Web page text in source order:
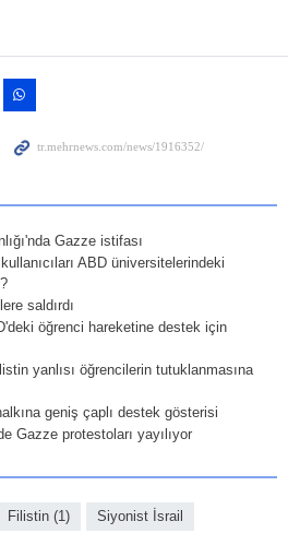
Gazze istifası
ABD üniversitelerindeki
saldırdı
öğrenci hareketine destek için
yanlısı öğrencilerin tutuklanmasına
geniş çaplı destek gösterisi
Gazze protestoları yayılıyor
Filistin (1) Siyonist İsrail